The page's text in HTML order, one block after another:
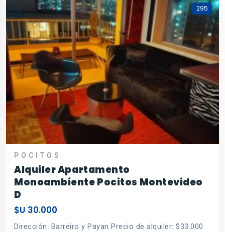
295
POCITOS
Alquiler Apartamento
Monoambiente Pocitos Montevideo
D
$U 30.000
Dirección: Barreiro y Payan Precio de alquiler: $33.000